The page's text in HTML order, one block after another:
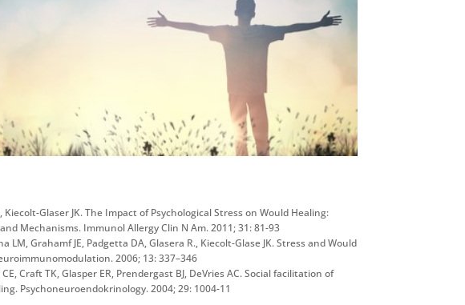
Kiecolt-Glaser JK. The Impact of Psychological Stress on Would Healing:
Mechanisms. Immunol Allergy Clin N Am. 2011; 31: 81-93
LM, Grahamf JE, Padgetta DA, Glasera R., Kiecolt-Glase JK. Stress and Would
2006; 13: 337–346
Craft TK, Glasper ER, Prendergast BJ, DeVries AC. Social facilitation of
Psychoneuroendokrinology. 2004; 29: 1004-11